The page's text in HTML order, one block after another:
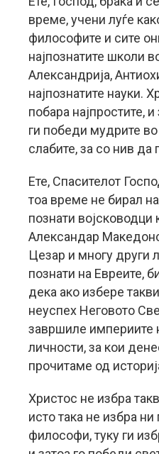
време, учени луѓе
философите и сите
најпознатите школи
Александрија,
најпознатите науки.
побара најпростите,
ги победи мудрите
слабите, за со нив да
Ете, Спасителот
тоа време не бирал
познати војсководци
Александар
Цезар и многу други
познати на Евреите,
дека ако избере
неуспех Неговото
завршиле империите
личности, за кои
прочитаме од
Христос не избра
исто така не избра ни
философи, туку ги